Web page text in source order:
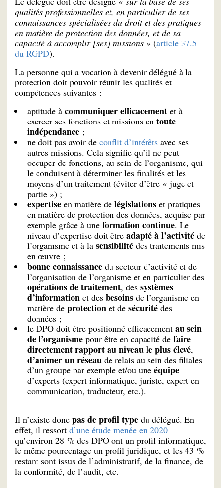
qualités professionnelles et, en particulier de ses
connaissances spécialisées du droit et des pratiques
en matière de protection des données, et de sa
capacité à accomplir [ses] missions » (article 37.5
du RGPD).
La personne qui a vocation à devenir délégué à la
protection doit pouvoir réunir les qualités et
compétences suivantes :
aptitude à communiquer efficacement et à
exercer ses fonctions et missions en toute
indépendance ;
ne doit pas avoir de conflit d’intérêts avec ses
autres missions. Cela signifie qu’il ne peut
occuper de fonctions, au sein de l’organisme, qui
le conduisent à déterminer les finalités et les
moyens d’un traitement (éviter d’être « juge et
partie ») ;
expertise en matière de législations et pratiques
en matière de protection des données, acquise par
exemple grâce à une formation continue. Le
niveau d’expertise doit être adapté à l’activité de
l’organisme et à la sensibilité des traitements mis
en œuvre ;
bonne connaissance du secteur d’activité et de
l’organisation de l’organisme et en particulier des
opérations de traitement, des systèmes
d’information et des besoins de l’organisme en
matière de protection et de sécurité des
données ;
le DPO doit être positionné efficacement au sein
de l’organisme pour être en capacité de faire
directement rapport au niveau le plus élevé,
d’animer un réseau de relais au sein des filiales
d’un groupe par exemple et/ou une équipe
d’experts (expert informatique, juriste, expert en
communication, traducteur, etc.).
Il n’existe donc pas de profil type du délégué. En
effet, il ressort d’une étude menée en 2020
qu’environ 28 % des DPO ont un profil informatique,
le même pourcentage un profil juridique, et les 43 %
restant sont issus de l’administratif, de la finance, de
la conformité, de l’audit, etc.